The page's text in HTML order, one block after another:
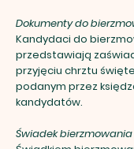
Dokumenty do
Kandydaci do
przedstawiają
przyjęciu chrztu
podanym przez
kandydatów.
Świadek bierzmowania